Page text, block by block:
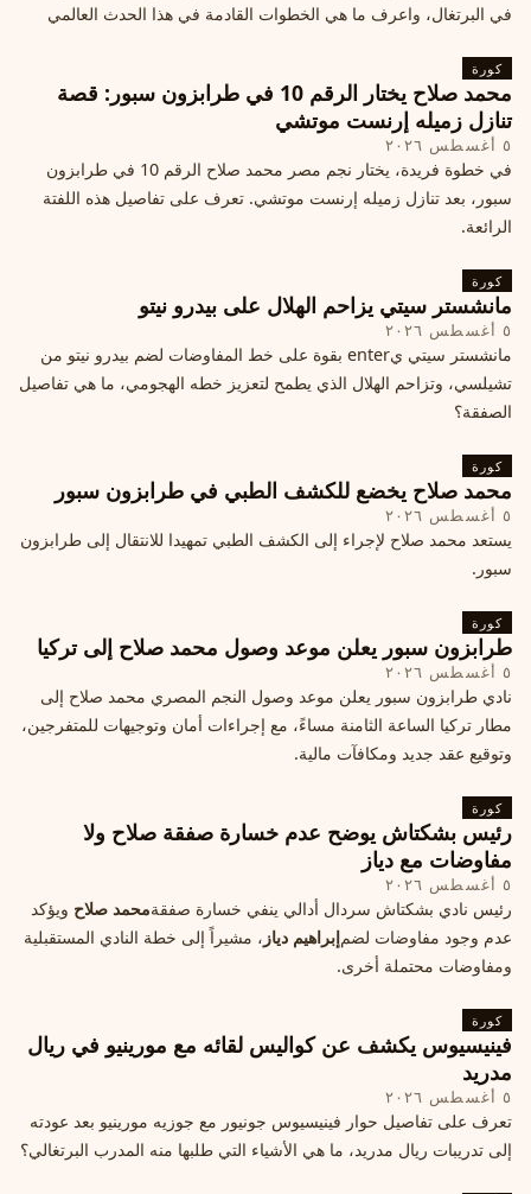
في البرتغال، واعرف ما هي الخطوات القادمة في هذا الحدث العالمي
كورة
محمد صلاح يختار الرقم 10 في طرابزون سبور: قصة
تنازل زميله إرنست موتشي
٥ أغسطس ٢٠٢٦
في خطوة فريدة، يختار نجم مصر محمد صلاح الرقم 10 في طرابزون
سبور، بعد تنازل زميله إرنست موتشي. تعرف على تفاصيل هذه اللفتة
الرائعة.
كورة
مانشستر سيتي يزاحم الهلال على بيدرو نيتو
٥ أغسطس ٢٠٢٦
مانشستر سيتي يenter بقوة على خط المفاوضات لضم بيدرو نيتو من
تشيلسي، وتزاحم الهلال الذي يطمح لتعزيز خطه الهجومي، ما هي تفاصيل
الصفقة؟
كورة
محمد صلاح يخضع للكشف الطبي في طرابزون سبور
٥ أغسطس ٢٠٢٦
يستعد محمد صلاح لإجراء إلى الكشف الطبي تمهيدا للانتقال إلى طرابزون
سبور.
كورة
طرابزون سبور يعلن موعد وصول محمد صلاح إلى تركيا
٥ أغسطس ٢٠٢٦
نادي طرابزون سبور يعلن موعد وصول النجم المصري محمد صلاح إلى
مطار تركيا الساعة الثامنة مساءً، مع إجراءات أمان وتوجيهات للمتفرجين،
وتوقيع عقد جديد ومكافآت مالية.
كورة
رئيس بشكتاش يوضح عدم خسارة صفقة صلاح ولا
مفاوضات مع دياز
٥ أغسطس ٢٠٢٦
رئيس نادي بشكتاش سردال أدالي ينفي خسارة صفقةمحمد صلاح ويؤكد
عدم وجود مفاوضات لضمإبراهيم دياز ، مشيراً إلى خطة النادي المستقبلية
ومفاوضات محتملة أخرى.
كورة
فينيسيوس يكشف عن كواليس لقائه مع مورينيو في ريال
مدريد
٥ أغسطس ٢٠٢٦
تعرف على تفاصيل حوار فينيسيوس جونيور مع جوزيه مورينيو بعد عودته
إلى تدريبات ريال مدريد، ما هي الأشياء التي طلبها منه المدرب البرتغالي؟